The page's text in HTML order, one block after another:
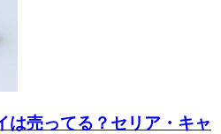
は売ってる？セリア・キャ